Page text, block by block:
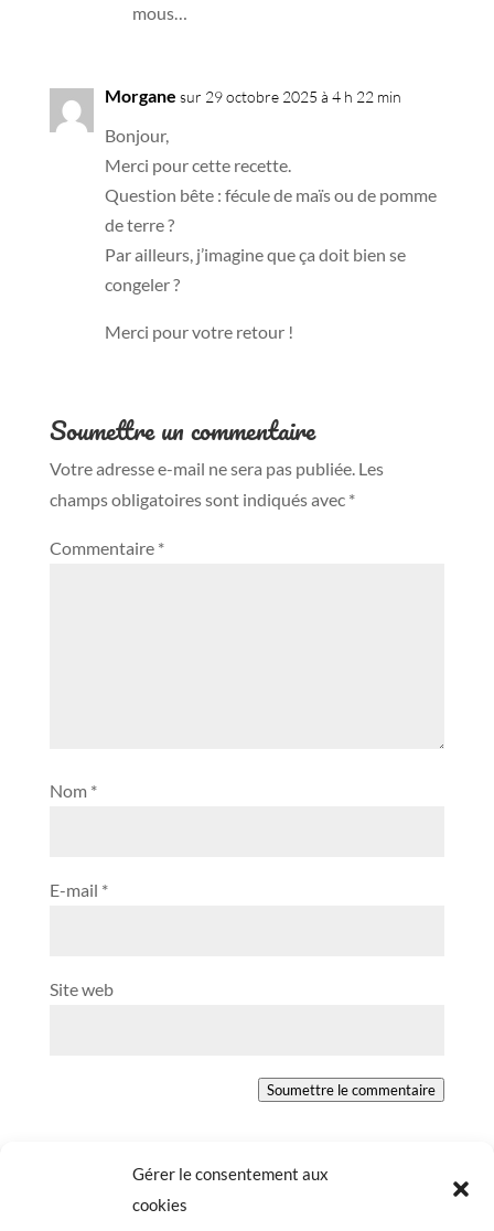
Gérer le consentement aux
cookies
mous…
Morgane sur 29 octobre 2025 à 4 h 22 min
Bonjour,
Merci pour cette recette.
Question bête : fécule de maïs ou de pomme
de terre ?
Par ailleurs, j’imagine que ça doit bien se
congeler ?
Merci pour votre retour !
Soumettre un commentaire
Votre adresse e-mail ne sera pas publiée. Les
champs obligatoires sont indiqués avec *
Commentaire *
Nom *
E-mail *
Site web
Soumettre le commentaire